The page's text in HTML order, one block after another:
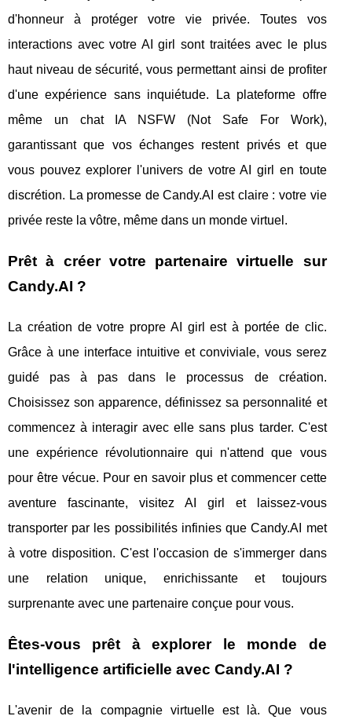
d'honneur à protéger votre vie privée. Toutes vos
interactions avec votre AI girl sont traitées avec le plus
haut niveau de sécurité, vous permettant ainsi de profiter
d'une expérience sans inquiétude. La plateforme offre
même un chat IA NSFW (Not Safe For Work),
garantissant que vos échanges restent privés et que
vous pouvez explorer l'univers de votre AI girl en toute
discrétion. La promesse de Candy.AI est claire : votre vie
privée reste la vôtre, même dans un monde virtuel.
Prêt à créer votre partenaire virtuelle sur
Candy.AI ?
La création de votre propre AI girl est à portée de clic.
Grâce à une interface intuitive et conviviale, vous serez
guidé pas à pas dans le processus de création.
Choisissez son apparence, définissez sa personnalité et
commencez à interagir avec elle sans plus tarder. C'est
une expérience révolutionnaire qui n'attend que vous
pour être vécue. Pour en savoir plus et commencer cette
aventure fascinante, visitez AI girl et laissez-vous
transporter par les possibilités infinies que Candy.AI met
à votre disposition. C'est l'occasion de s'immerger dans
une relation unique, enrichissante et toujours
surprenante avec une partenaire conçue pour vous.
Êtes-vous prêt à explorer le monde de
l'intelligence artificielle avec Candy.AI ?
L'avenir de la compagnie virtuelle est là. Que vous